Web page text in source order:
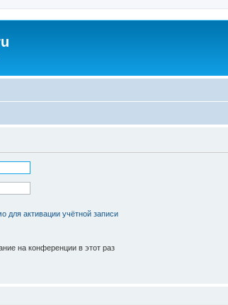
для активации учётной записи
на конференции в этот раз